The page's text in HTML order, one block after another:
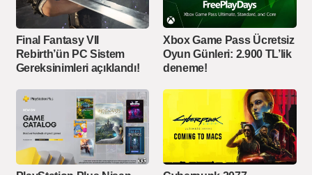
Final Fantasy VII
Rebirth’ün PC Sistem
Gereksinimleri açıklandı!
Xbox Game Pass Ücretsiz
Oyun Günleri: 2.900 TL’lik
deneme!